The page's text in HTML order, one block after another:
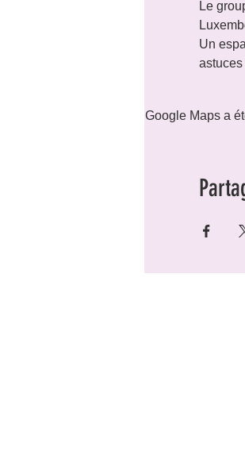
Le
Un
Google Maps a